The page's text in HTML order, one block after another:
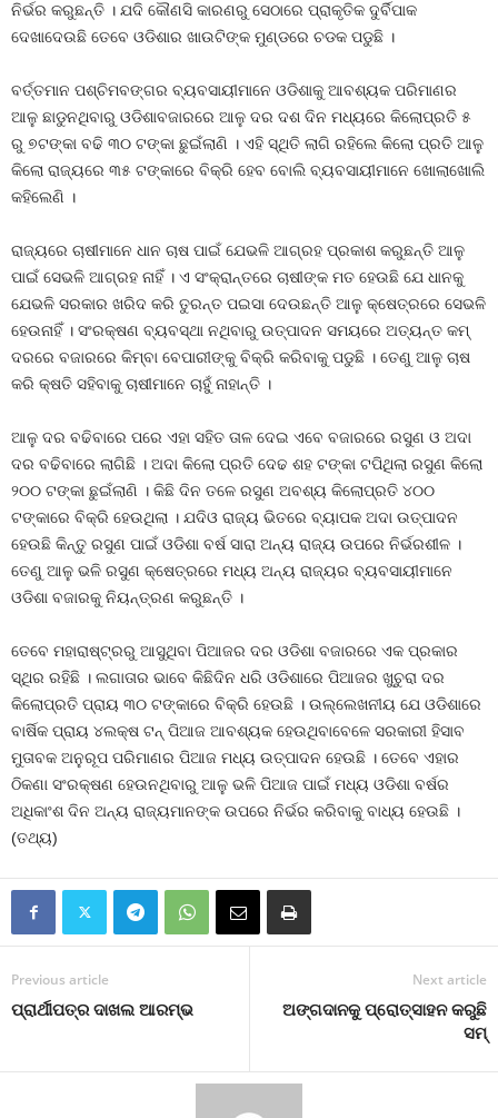
ନିର୍ଭର କରୁଛନ୍ତି । ଯଦି କୌଣସି କାରଣରୁ ସେଠାରେ ପ୍ରାକୃତିକ ଦୁର୍ବିପାକ
ଦେଖାଦେଉଛି ତେବେ ଓଡିଶାର ଖାଉଟିଙ୍କ ମୁଣ୍ଡରେ ଚଡକ ପଡୁଛି ।
ବର୍ତ୍ତମାନ ପଶ୍ଚିମବଙ୍ଗର ବ୍ୟବସାୟୀମାନେ ଓଡିଶାକୁ ଆବଶ୍ୟକ ପରିମାଣର
ଆଳୁ ଛାଡୁନଥିବାରୁ ଓଡିଶାବଜାରରେ ଆଳୁ ଦର ଦଶ ଦିନ ମଧ୍ୟରେ କିଲୋପ୍ରତି ୫
ରୁ ୭ଟଙ୍କା ବଢି ୩୦ ଟଙ୍କା ଛୁଇଁଲାଣି । ଏହି ସ୍ଥିତି ଲାଗି ରହିଲେ କିଲୋ ପ୍ରତି ଆଳୁ
କିଲୋ ରାଜ୍ୟରେ ୩୫ ଟଙ୍କାରେ ବିକ୍ରି ହେବ ବୋଲି ବ୍ୟବସାୟୀମାନେ ଖୋଲାଖୋଲି
କହିଲେଣି ।
ରାଜ୍ୟରେ ଚାଷୀମାନେ ଧାନ ଚାଷ ପାଇଁ ଯେଭଳି ଆଗ୍ରହ ପ୍ରକାଶ କରୁଛନ୍ତି ଆଳୁ
ପାଇଁ ସେଭଳି ଆଗ୍ରହ ନାହିଁ । ଏ ସଂକ୍ରାନ୍ତରେ ଚାଷୀଙ୍କ ମତ ହେଉଛି ଯେ ଧାନକୁ
ଯେଭଳି ସରକାର ଖରିଦ କରି ତୁରନ୍ତ ପଇସା ଦେଉଛନ୍ତି ଆଳୁ କ୍ଷେତ୍ରରେ ସେଭଳି
ହେଉନାହିଁ । ସଂରକ୍ଷଣ ବ୍ୟବସ୍ଥା ନଥିବାରୁ ଉତ୍ପାଦନ ସମୟରେ ଅତ୍ୟନ୍ତ କମ୍‍
ଦରରେ ବଜାରରେ କିମ୍ବା ବେପାରୀଙ୍କୁ ବିକ୍ରି କରିବାକୁ ପଡୁଛି । ତେଣୁ ଆଳୁ ଚାଷ
କରି କ୍ଷତି ସହିବାକୁ ଚାଷୀମାନେ ଚାହୁଁ ନାହାନ୍ତି ।
ଆଳୁ ଦର ବଢିବାରେ ପରେ ଏହା ସହିତ ତାଳ ଦେଇ ଏବେ ବଜାରରେ ରସୁଣ ଓ ଅଦା
ଦର ବଢିବାରେ ଲାଗିଛି । ଅଦା କିଲୋ ପ୍ରତି ଦେଢ ଶହ ଟଙ୍କା ଟପିଥିଲା ରସୁଣ କିଲୋ
୨୦୦ ଟଙ୍କା ଛୁଇଁଲାଣି । କିଛି ଦିନ ତଳେ ରସୁଣ ଅବଶ୍ୟ କିଲୋପ୍ରତି ୪୦୦
ଟଙ୍କାରେ ବିକ୍ରି ହେଉଥିଲା । ଯଦିଓ ରାଜ୍ୟ ଭିତରେ ବ୍ୟାପକ ଅଦା ଉତ୍ପାଦନ
ହେଉଛି କିନ୍ତୁ ରସୁଣ ପାଇଁ ଓଡିଶା ବର୍ଷ ସାରା ଅନ୍ୟ ରାଜ୍ୟ ଉପରେ ନିର୍ଭରଶୀଳ ।
ତେଣୁ ଆଳୁ ଭଳି ରସୁଣ କ୍ଷେତ୍ରରେ ମଧ୍ୟ ଅନ୍ୟ ରାଜ୍ୟର ବ୍ୟବସାୟୀମାନେ
ଓଡିଶା ବଜାରକୁ ନିୟନ୍ତ୍ରଣ କରୁଛନ୍ତି ।
ତେବେ ମହାରାଷ୍ଟ୍ରରୁ ଆସୁଥିବା ପିଆଜର ଦର ଓଡିଶା ବଜାରରେ ଏକ ପ୍ରକାର
ସ୍ଥିର ରହିଛି । ଲଗାତାର ଭାବେ କିଛିଦିନ ଧରି ଓଡିଶାରେ ପିଆଜର ଖୁଚୁରା ଦର
କିଲୋପ୍ରତି ପ୍ରାୟ ୩୦ ଟଙ୍କାରେ ବିକ୍ରି ହେଉଛି । ଉଲ୍ଲେଖନୀୟ ଯେ ଓଡିଶାରେ
ବାର୍ଷିକ ପ୍ରାୟ ୪ଲକ୍ଷ ଟନ୍‍ ପିଆଜ ଆବଶ୍ୟକ ହେଉଥିବାବେଳେ ସରକାରୀ ହିସାବ
ମୁତାବକ ଅନୁରୂପ ପରିମାଣର ପିଆଜ ମଧ୍ୟ ଉତ୍ପାଦନ ହେଉଛି । ତେବେ ଏହାର
ଠିକଣା ସଂରକ୍ଷଣ ହେଉନଥିବାରୁ ଆଳୁ ଭଳି ପିଆଜ ପାଇଁ ମଧ୍ୟ ଓଡିଶା ବର୍ଷର
ଅଧିକାଂଶ ଦିନ ଅନ୍ୟ ରାଜ୍ୟମାନଙ୍କ ଉପରେ ନିର୍ଭର କରିବାକୁ ବାଧ୍ୟ ହେଉଛି ।
(ତଥ୍ୟ)
Previous article
ପ୍ରାର୍ଥୀପତ୍ର ଦାଖଲ ଆରମ୍ଭ
Next article
ଅଙ୍ଗଦାନକୁ ପ୍ରୋତ୍ସାହନ କରୁଛି
ସମ୍